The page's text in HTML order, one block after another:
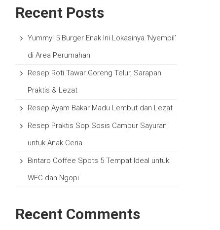
Recent Posts
Yummy! 5 Burger Enak Ini Lokasinya ‘Nyempil’
di Area Perumahan
Resep Roti Tawar Goreng Telur, Sarapan
Praktis & Lezat
Resep Ayam Bakar Madu Lembut dan Lezat
Resep Praktis Sop Sosis Campur Sayuran
untuk Anak Ceria
Bintaro Coffee Spots 5 Tempat Ideal untuk
WFC dan Ngopi
Recent Comments